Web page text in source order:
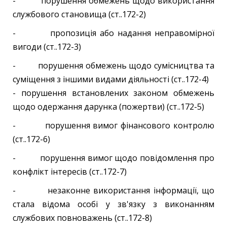
службового становища (ст..172-2)
- пропозиція або надання неправомірної
вигоди (ст..172-3)
- порушення обмежень щодо сумісництва та
суміщення з іншими видами діяльності (ст..172-4)
- порушення встановлених законом обмежень
щодо одержання дарунка (пожертви) (ст..172-5)
- порушення вимог фінансового контролю
(ст..172-6)
- порушення вимог щодо повідомлення про
конфлікт інтересів (ст..172-7)
- незаконне використання інформації, що
стала відома особі у зв'язку з виконанням
службових повноважень (ст..172-8)